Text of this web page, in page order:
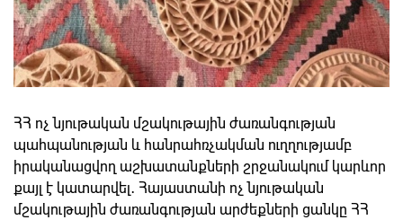
ՀՀ ոչ նյութական մշակութային ժառանգության
պահպանության և հանրահռչակման ուղղությամբ
իրականացվող աշխատանքների շրջանակում կարևոր
քայլ է կատարվել․ Հայաստանի ոչ նյութական
մշակութային ժառանգության արժեքների ցանկը ՀՀ